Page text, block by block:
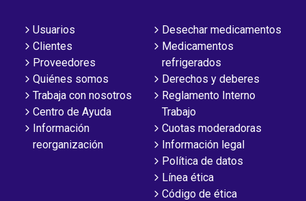
Usuarios
Clientes
Proveedores
Quiénes somos
Trabaja con nosotros
Centro de Ayuda
Información
reorganización
Desechar medicamentos
Medicamentos
refrigerados
Derechos y deberes
Reglamento Interno
Trabajo
Cuotas moderadoras
Información legal
Política de datos
Línea ética
Código de ética